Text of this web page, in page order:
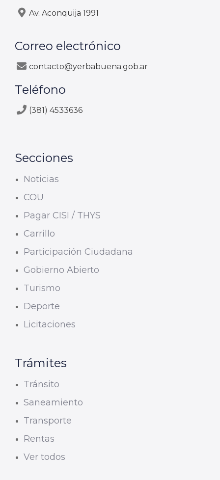
Av. Aconquija 1991
Correo electrónico
contacto@yerbabuena.gob.ar
Teléfono
(381) 4533636
Secciones
Noticias
COU
Pagar CISI / THYS
Carrillo
Participación Ciudadana
Gobierno Abierto
Turismo
Deporte
Licitaciones
Trámites
Tránsito
Saneamiento
Transporte
Rentas
Ver todos